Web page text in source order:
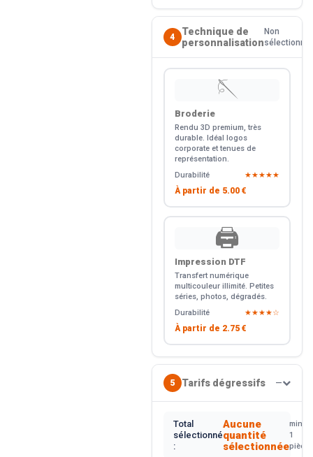
4
Technique de
personnalisation
Non
sélectionné
🪡
Broderie
Rendu 3D premium, très
durable. Idéal logos
corporate et tenues de
représentation.
Durabilité
★★★★★
À partir de 5.00 €
🖨️
Impression DTF
Transfert numérique
multicouleur illimité. Petites
séries, photos, dégradés.
Durabilité
★★★★☆
À partir de 2.75 €
5 Tarifs dégressifs —
Total
sélectionné
:
Aucune
quantité
sélectionnée
min.
1
pièce